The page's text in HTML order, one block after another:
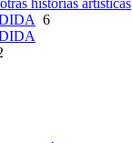
historias artísticas
6